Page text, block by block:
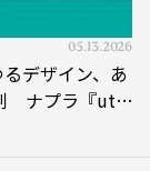
05.13.2026
デザイン、あ
ナプラ『ut-